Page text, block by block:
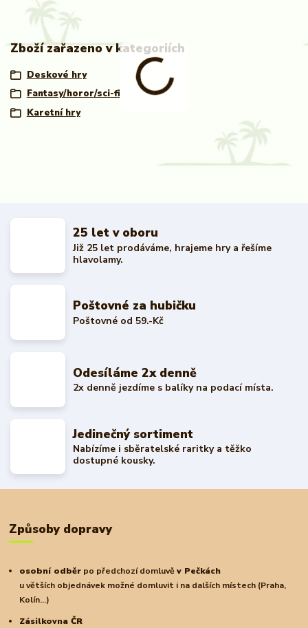
Zboží zařazeno v kategoriích
Deskové hry
Fantasy/horor/sci-fi
Karetní hry
25 let v oboru
Již 25 let prodáváme, hrajeme hry a řešíme
hlavolamy.
Poštovné za hubičku
Poštovné od 59.-Kč
Odesíláme 2x denně
2x denně jezdíme s balíky na podací místa.
Jedinečný sortiment
Nabízíme i sběratelské raritky a těžko
dostupné kousky.
Způsoby dopravy
osobní odběr po předchozí domluvěv Pečkách
u větších objednávek možné domluvit i na dalších místech (Praha,
Kolín...)
Zásilkovna ČR